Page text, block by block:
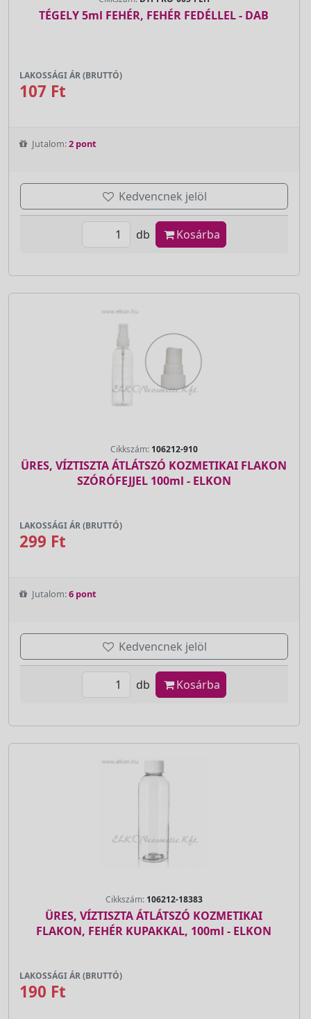
TÉGELY 5ml FEHÉR, FEHÉR FEDÉLLEL - DAB
LAKOSSÁGI ÁR (BRUTTÓ)
107 Ft
Jutalom:2 pont
Kedvencnek jelöl
db Kosárba
Cikkszám: 106212-910
ÜRES, VÍZTISZTA ÁTLÁTSZÓ KOZMETIKAI FLAKON
SZÓRÓFEJJEL 100ml - ELKON
LAKOSSÁGI ÁR (BRUTTÓ)
299 Ft
Jutalom:6 pont
Kedvencnek jelöl
db Kosárba
Cikkszám: 106212-18383
ÜRES, VÍZTISZTA ÁTLÁTSZÓ KOZMETIKAI
FLAKON, FEHÉR KUPAKKAL, 100ml - ELKON
LAKOSSÁGI ÁR (BRUTTÓ)
190 Ft